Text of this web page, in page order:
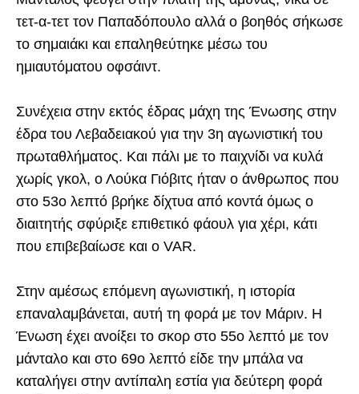
τετ-α-τετ τον Παπαδόπουλο αλλά ο βοηθός σήκωσε
το σημαιάκι και επαληθεύτηκε μέσω του
ημιαυτόματου οφσάιντ.
Συνέχεια στην εκτός έδρας μάχη της Ένωσης στην
έδρα του Λεβαδειακού για την 3η αγωνιστική του
πρωταθλήματος. Και πάλι με το παιχνίδι να κυλά
χωρίς γκολ, ο Λούκα Γιόβιτς ήταν ο άνθρωπος που
στο 53ο λεπτό βρήκε δίχτυα από κοντά όμως ο
διαιτητής σφύριξε επιθετικό φάουλ για χέρι, κάτι
που επιβεβαίωσε και ο VAR.
Στην αμέσως επόμενη αγωνιστική, η ιστορία
επαναλαμβάνεται, αυτή τη φορά με τον Μάριν. Η
Ένωση έχει ανοίξει το σκορ στο 55ο λεπτό με τον
μάνταλο και στο 69ο λεπτό είδε την μπάλα να
καταλήγει στην αντίπαλη εστία για δεύτερη φορά